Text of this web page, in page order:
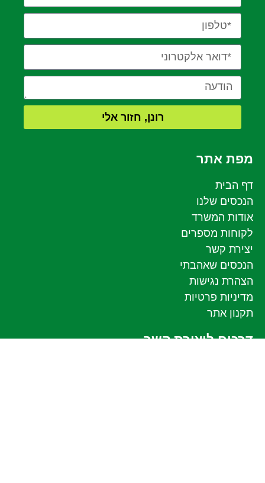
רונן, חזור אלי
מפת אתר
דף הבית
הנכסים שלנו
אודות המשרד
לקוחות מספרים
יצירת קשר
הנכסים שאהבתי
הצהרת נגישות
מדיניות פרטיות
תקנון אתר
דרכים ליצירת קשר